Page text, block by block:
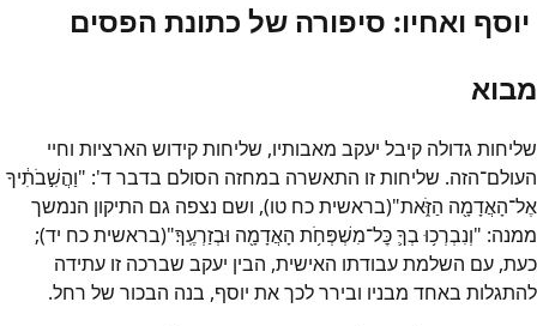
יוסף ואחיו: סיפורה של כתונת הפסים
מבוא
שליחות גדולה קיבל יעקב מאבותיו, שליחות קידוש הארציות וחיי
העולם־הזה. שליחות זו התאשרה במחזה הסולם בדבר ד': "וַהֲשִׁ֣בֹתִ֔יךָ
אֶל־הָאֲדָמָ֖ה הַזֹּ֑את"(בראשית כח טו), ושם נצפה גם התיקון הנמשך
ממנה: "וְנִבְרְכ֥וּ בְךָ֛ כׇּל־מִשְׁפְּחֹ֥ת הָאֲדָמָ֖ה וּבְזַרְעֶֽךָ׃"(בראשית כח יד);
כעת, עם השלמת עבודתו האישית, הבין יעקב שברכה זו עתידה
להתגלות באחד מבניו ובירר לכך את יוסף, בנה הבכור של רחל.